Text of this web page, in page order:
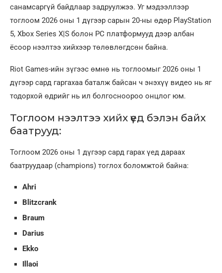
санамсаргүй байдлаар задруулжээ. Уг мэдээллээр
тоглоом 2026 оны 1 дүгээр сарын 20-ны өдөр PlayStation
5, Xbox Series X|S болон PC платформууд дээр албан
ёсоор нээлтээ хийхээр төлөвлөгдсөн байна.
Riot Games-ийн зүгээс өмнө нь тоглоомыг 2026 оны 1
дүгээр сард гаргахаа баталж байсан ч энэхүү видео нь яг
тодорхой өдрийг нь ил болгосноороо онцлог юм.
Тоглоом нээлтээ хийх үед бэлэн байх
баатрууд:
Тоглоом 2026 оны 1 дүгээр сард гарах үед дараах
баатруудаар (champions) тоглох боломжтой байна:
Ahri
Blitzcrank
Braum
Darius
Ekko
Illaoi